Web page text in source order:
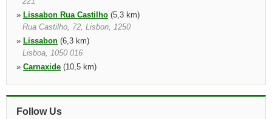
» Lissabon Rua Castilho (5,3 km)
Rua Castilho, 72, Lisbon, 1250
» Lissabon (6,3 km)
Lisboa, 1050 016
» Carnaxide (10,5 km)
Ed.amadeu Sousa Cardoso, Miraflores, 1495 131
Follow Us